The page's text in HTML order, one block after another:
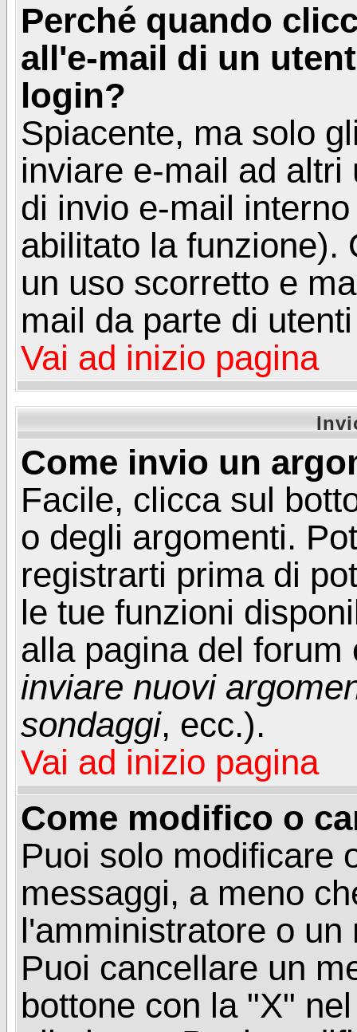
Perché quando
all'e-mail di un
login?
Spiacente, ma solo
inviare e-mail ad
di invio e-mail
abilitato la funzione).
un uso scorretto e
mail da parte di
Vai ad inizio pagina
Come invio un
Facile, clicca sul
o degli argomenti.
registrarti prima di
le tue funzioni
alla pagina del
inviare nuovi
sondaggi, ecc.).
Vai ad inizio pagina
Come modifico o
Puoi solo modificare
messaggi, a meno
l'amministratore o
Puoi cancellare un
bottone con la "X"